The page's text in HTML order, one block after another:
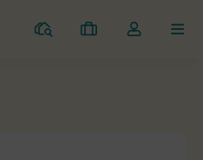
Campingplätze
Meine
Dropdown-